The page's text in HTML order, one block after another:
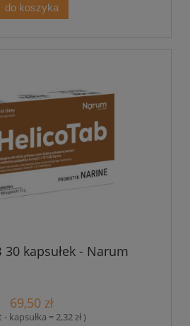
do koszyka
30 kapsułek - Narum
69,50 zł
- kapsułka = 2,32 zł )